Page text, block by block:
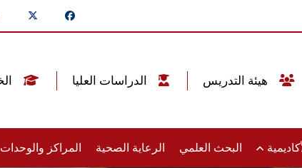
البحث العلمي الرعاية الصحية المراكز والوحدات